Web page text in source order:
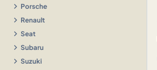
chevron_right Porsche
chevron_right Renault
chevron_right Seat
chevron_right Subaru
chevron_right Suzuki